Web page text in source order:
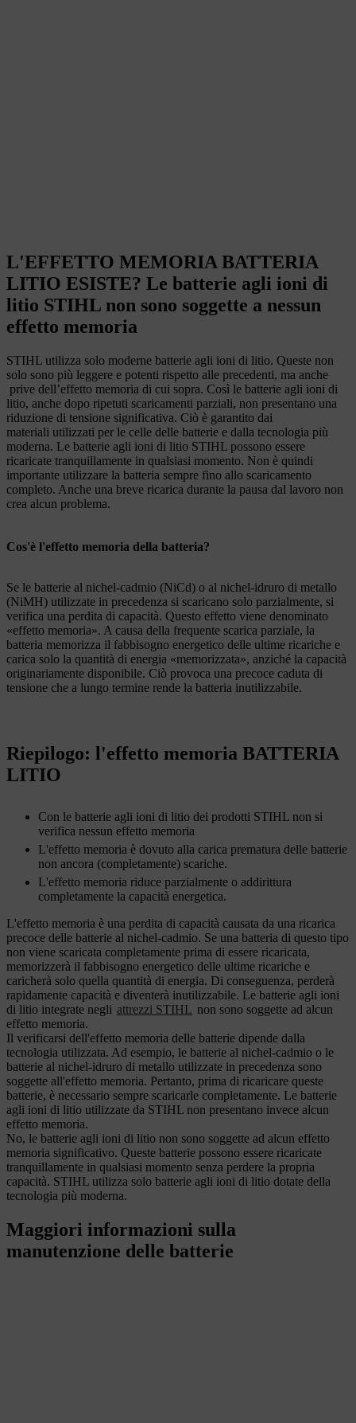
L'EFFETTO MEMORIA BATTERIA
LITIO ESISTE? Le batterie agli ioni di
litio STIHL non sono soggette a nessun
effetto memoria
STIHL utilizza solo moderne batterie agli ioni di litio. Queste non
solo sono più leggere e potenti rispetto alle precedenti, ma anche
prive dell’effetto memoria di cui sopra. Così le batterie agli ioni di
litio, anche dopo ripetuti scaricamenti parziali, non presentano una
riduzione di tensione significativa. Ciò è garantito dai
materiali utilizzati per le celle delle batterie e dalla tecnologia più
moderna. Le batterie agli ioni di litio STIHL possono essere
ricaricate tranquillamente in qualsiasi momento. Non è quindi
importante utilizzare la batteria sempre fino allo scaricamento
completo. Anche una breve ricarica durante la pausa dal lavoro non
crea alcun problema.
Cos'è l'effetto memoria della batteria?
Se le batterie al nichel-cadmio (NiCd) o al nichel-idruro di metallo
(NiMH) utilizzate in precedenza si scaricano solo parzialmente, si
verifica una perdita di capacità. Questo effetto viene denominato
«effetto memoria». A causa della frequente scarica parziale, la
batteria memorizza il fabbisogno energetico delle ultime ricariche e
carica solo la quantità di energia «memorizzata», anziché la capacità
originariamente disponibile. Ciò provoca una precoce caduta di
tensione che a lungo termine rende la batteria inutilizzabile.
Riepilogo: l'effetto memoria BATTERIA
LITIO
Con le batterie agli ioni di litio dei prodotti STIHL non si
verifica nessun effetto memoria
L'effetto memoria è dovuto alla carica prematura delle batterie
non ancora (completamente) scariche.
L'effetto memoria riduce parzialmente o addirittura
completamente la capacità energetica.
L'effetto memoria è una perdita di capacità causata da una ricarica
precoce delle batterie al nichel-cadmio. Se una batteria di questo tipo
non viene scaricata completamente prima di essere ricaricata,
memorizzerà il fabbisogno energetico delle ultime ricariche e
caricherà solo quella quantità di energia. Di conseguenza, perderà
rapidamente capacità e diventerà inutilizzabile. Le batterie agli ioni
di litio integrate negli attrezzi STIHL non sono soggette ad alcun
effetto memoria.
Il verificarsi dell'effetto memoria delle batterie dipende dalla
tecnologia utilizzata. Ad esempio, le batterie al nichel-cadmio o le
batterie al nichel-idruro di metallo utilizzate in precedenza sono
soggette all'effetto memoria. Pertanto, prima di ricaricare queste
batterie, è necessario sempre scaricarle completamente. Le batterie
agli ioni di litio utilizzate da STIHL non presentano invece alcun
effetto memoria.
No, le batterie agli ioni di litio non sono soggette ad alcun effetto
memoria significativo. Queste batterie possono essere ricaricate
tranquillamente in qualsiasi momento senza perdere la propria
capacità. STIHL utilizza solo batterie agli ioni di litio dotate della
tecnologia più moderna.
Maggiori informazioni sulla
manutenzione delle batterie